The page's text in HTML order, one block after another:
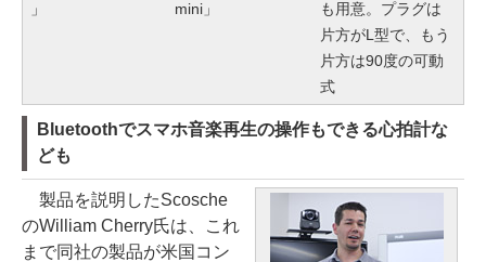
」 mini」
も用意。プラグは
片方がL型で、もう
片方は90度の可動
式
Bluetoothでスマホ音楽再生の操作もできる心拍計な
ども
製品を説明したScosche
のWilliam Cherry氏は、これ
まで同社の製品が米国コン